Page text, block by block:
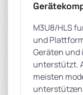
M3U8/HLS
und
Geräten und
unterstützt.
meisten
unterstützen